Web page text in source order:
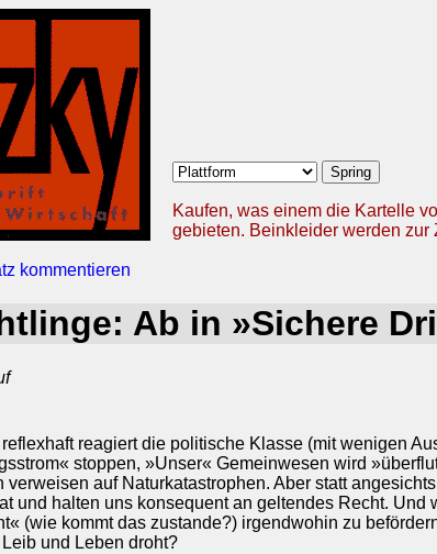
Kaufen, was einem die Kartelle
gebieten. Beinkleider werden zur
kommentieren
Ab in »Sichere
reagiert die politische Klasse (mit wenigen
stoppen, »Unser« Gemeinwesen wird
verweisen auf Naturkatastrophen. Aber statt
und halten uns konsequent an geltendes Recht.
(wie kommt das zustande?) irgendwohin zu
und Leben droht?